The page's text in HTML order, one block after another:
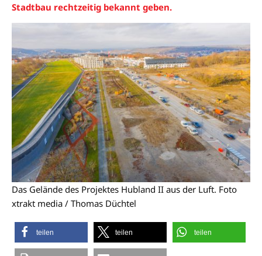
Stadtbau rechtzeitig bekannt geben.
Das Gelände des Projektes Hubland II aus der Luft. Foto
xtrakt media / Thomas Düchtel
teilen teilen teilen